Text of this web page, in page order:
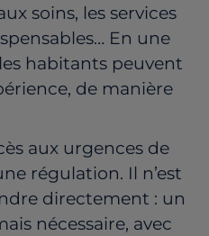
soins, les services
En une
habitants peuvent
de manière
aux urgences de
régulation. Il n’est
directement : un
nécessaire, avec